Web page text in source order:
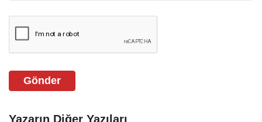
Gönder
Yazarın Diğer Yazıları